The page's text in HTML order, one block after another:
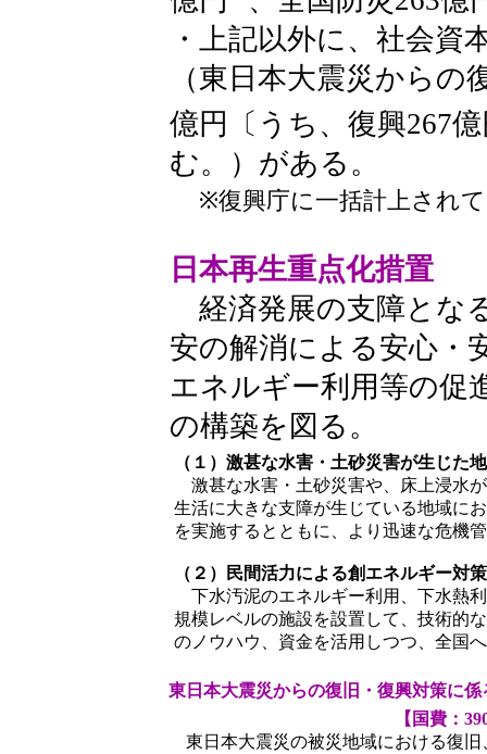
・上記以外に、社会資
（東日本大震災からの
億円〔うち、復興267
む。）がある。
※復興庁に一括計上され
日本再生重点化措置
経済発展の支障とな
安の解消による安心・
エネルギー利用等の促
の構築を図る。
（１）激甚な水害・土砂災害が生じ
激甚な水害・土砂災害や、床上浸水
生活に大きな支障が生じている地域に
を実施するとともに、より迅速な危機
（２）民間活力による創エネルギー
下水汚泥のエネルギー利用、下水熱
規模レベルの施設を設置して、技術的
のノウハウ、資金を活用しつつ、全国
東日本大震災からの復旧・復興対策に係
【国費：
東日本大震災の被災地域における復